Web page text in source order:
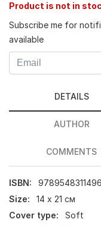
Product is not in
Subscribe me for
available
DETAILS
AUTHOR
COMMENTS
ISBN:
9789548311496
Size:
14 х 21 см
Cover type:
Soft